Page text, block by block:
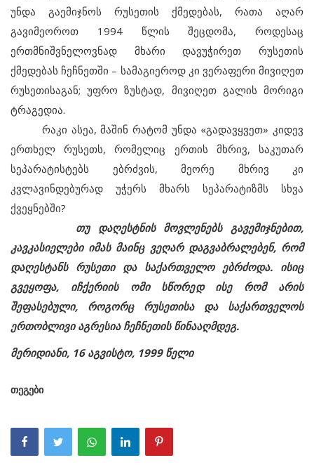
უნდა გაემიჯნოს რუსეთის ქმედებას, რათა აღარ
გავიმეოროთ 1994 წლის შეცდომა, როდესაც
ერთმნიშვნელოვნად მხარი დავუჭირეთ რუსეთის
ქმედებას ჩეჩნეთში – სამაგიეროდ კი ვერაფერი მივიღეთ
რუსეთისაგან; უფრო ზუსტად, მივიღეთ გალის მორიგი
ტრაგედია.
რაკი ასეა, მაშინ რატომ უნდა «გადავყვეთ» კიდევ
ერთხელ რუსეთს, რომელიც ერთის მხრივ, საკუთარ
სეპარატისტებს ებრძვის, მეორე მხრივ კი
კვლავინდებურად უჭერს მხარს სეპარატიზმს სხვა
ქვეყნებში?
თუ დაღესტნის მოვლენებს გავემიჯნებით,
კავკასიელები იმას მაინც ვეღარ დაგვაბრალებენ, რომ
დაღესტანს რუსეთი და საქართველო ებრძოდა. ისიც
გვეყოფა, იჩქერიის ომი სწორედ ისე რომ არის
შეფასებული, როგორც რუსეთისა და საქართველოს
ერთობლივი აგრესია ჩეჩნეთის წინააღმდეგ.
მერიდიანი, 16 აგვისტო, 1999 წელი
თეგები